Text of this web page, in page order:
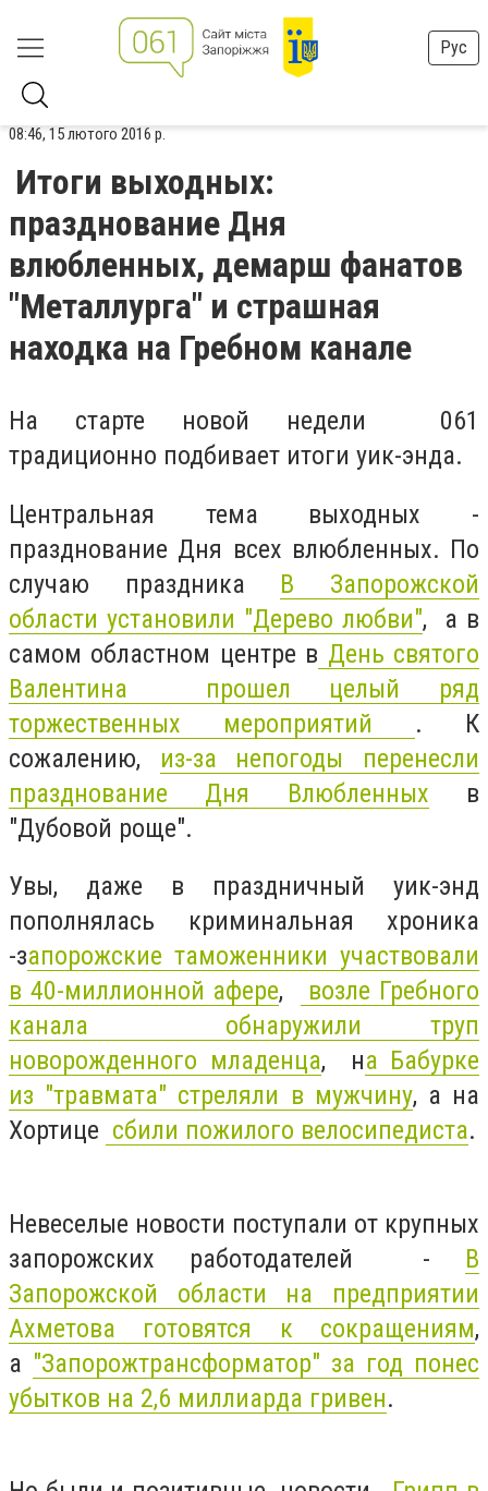
Рус
08:46, 15 лютого 2016 р.
Итоги выходных:
празднование Дня
влюбленных, демарш фанатов
"Металлурга" и страшная
находка на Гребном канале
На старте новой недели 061
традиционно подбивает итоги уик-энда.
Центральная тема выходных -
празднование Дня всех влюбленных. По
случаю праздника В Запорожской
области установили "Дерево любви", а в
самом областном центре в День святого
Валентина прошел целый ряд
торжественных мероприятий . К
сожалению, из-за непогоды перенесли
празднование Дня Влюбленных в
"Дубовой роще".
Увы, даже в праздничный уик-энд
пополнялась криминальная хроника
-запорожские таможенники участвовали
в 40-миллионной афере,
возле Гребного
канала обнаружили труп
новорожденного младенца, на Бабурке
из "травмата" стреляли в мужчину, а на
Хортице сбили пожилого велосипедиста.
Невеселые новости поступали от крупных
запорожских работодателей - В
Запорожской области на предприятии
Ахметова готовятся к сокращениям,
а "Запорожтрансформатор" за год понес
убытков на 2,6 миллиарда гривен.